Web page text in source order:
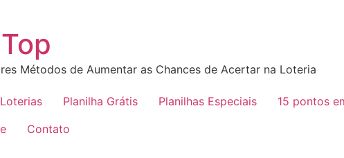
Métodos de Aumentar as Chances de Acertar na Loteria
Planilha Grátis Planilhas Especiais 15 pontos
Contato